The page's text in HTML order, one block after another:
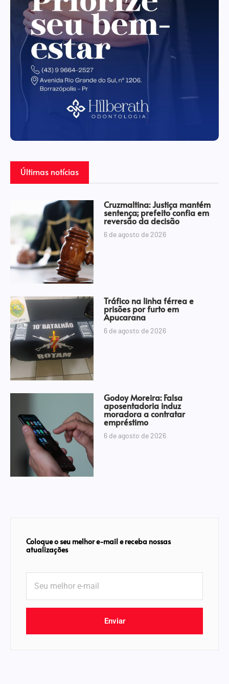
Últimas notícias
Cruzmaltina: Justiça mantém
sentença; prefeito confia em
reversão da decisão
6 de agosto de 2026
Tráfico na linha férrea e
prisões por furto em
Apucarana
6 de agosto de 2026
Godoy Moreira: Falsa
aposentadoria induz
moradora a contratar
empréstimo
6 de agosto de 2026
Coloque o seu melhor e-mail e receba nossas
atualizações
Enviar